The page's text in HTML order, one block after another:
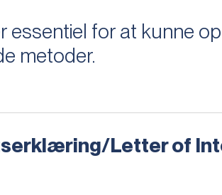
essentiel for at kunne
metoder.
Letter of